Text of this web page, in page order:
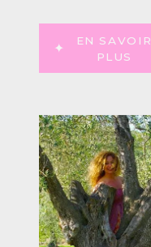
EN SAVOIR
PLUS